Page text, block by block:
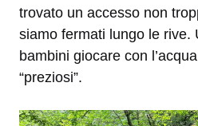
trovato un accesso non
siamo fermati lungo le rive.
bambini giocare con
“preziosi”.